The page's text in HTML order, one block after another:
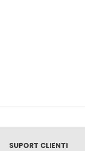
SUPORT CLIENTI